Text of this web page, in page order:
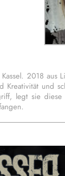
2018
Kreativität und
legt sie